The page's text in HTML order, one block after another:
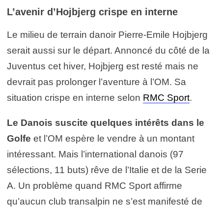
L’avenir d’Hojbjerg crispe en interne
Le milieu de terrain danoir Pierre-Emile Hojbjerg
serait aussi sur le départ. Annoncé du côté de la
Juventus cet hiver, Hojbjerg est resté mais ne
devrait pas prolonger l’aventure à l’OM. Sa
situation crispe en interne selon RMC Sport.
Le Danois suscite quelques intérêts dans le
Golfe et l’OM espère le vendre à un montant
intéressant. Mais l’international danois (97
sélections, 11 buts) rêve de l’Italie et de la Serie
A. Un problème quand RMC Sport affirme
qu’aucun club transalpin ne s’est manifesté de